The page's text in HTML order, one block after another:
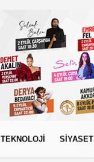
TEKNOLOJİ SİYASET